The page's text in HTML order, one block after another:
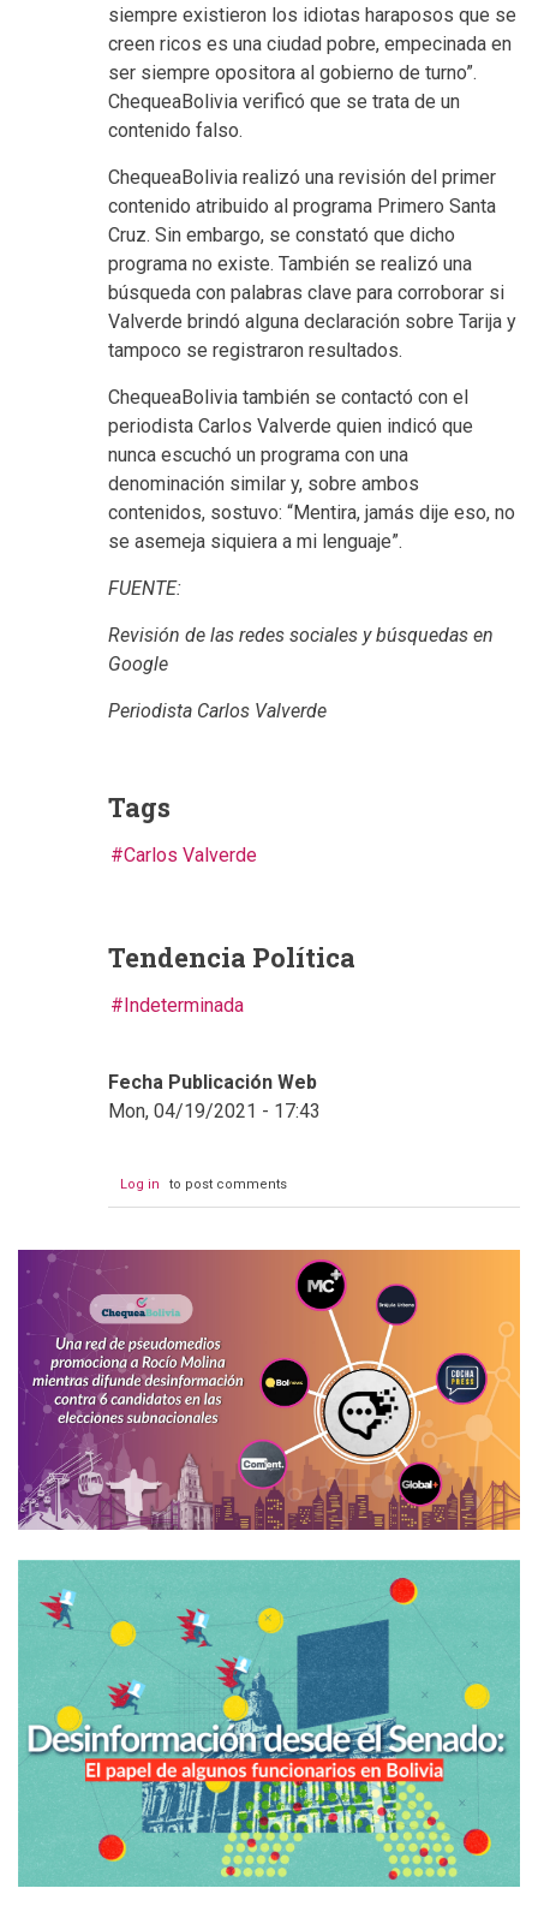
siempre existieron los idiotas haraposos que se
creen ricos es una ciudad pobre, empecinada en
ser siempre opositora al gobierno de turno”.
ChequeaBolivia verificó que se trata de un
contenido falso.
ChequeaBolivia realizó una revisión del primer
contenido atribuido al programa Primero Santa
Cruz. Sin embargo, se constató que dicho
programa no existe. También se realizó una
búsqueda con palabras clave para corroborar si
Valverde brindó alguna declaración sobre Tarija y
tampoco se registraron resultados.
ChequeaBolivia también se contactó con el
periodista Carlos Valverde quien indicó que
nunca escuchó un programa con una
denominación similar y, sobre ambos
contenidos, sostuvo: “Mentira, jamás dije eso, no
se asemeja siquiera a mi lenguaje”.
FUENTE:
Revisión de las redes sociales y búsquedas en
Google
Periodista Carlos Valverde
Tags
Carlos Valverde
Tendencia Política
Indeterminada
Fecha Publicación Web
Mon, 04/19/2021 - 17:43
Log in to post comments